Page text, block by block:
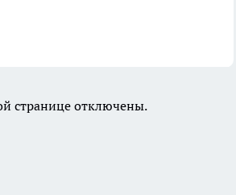
странице отключены.